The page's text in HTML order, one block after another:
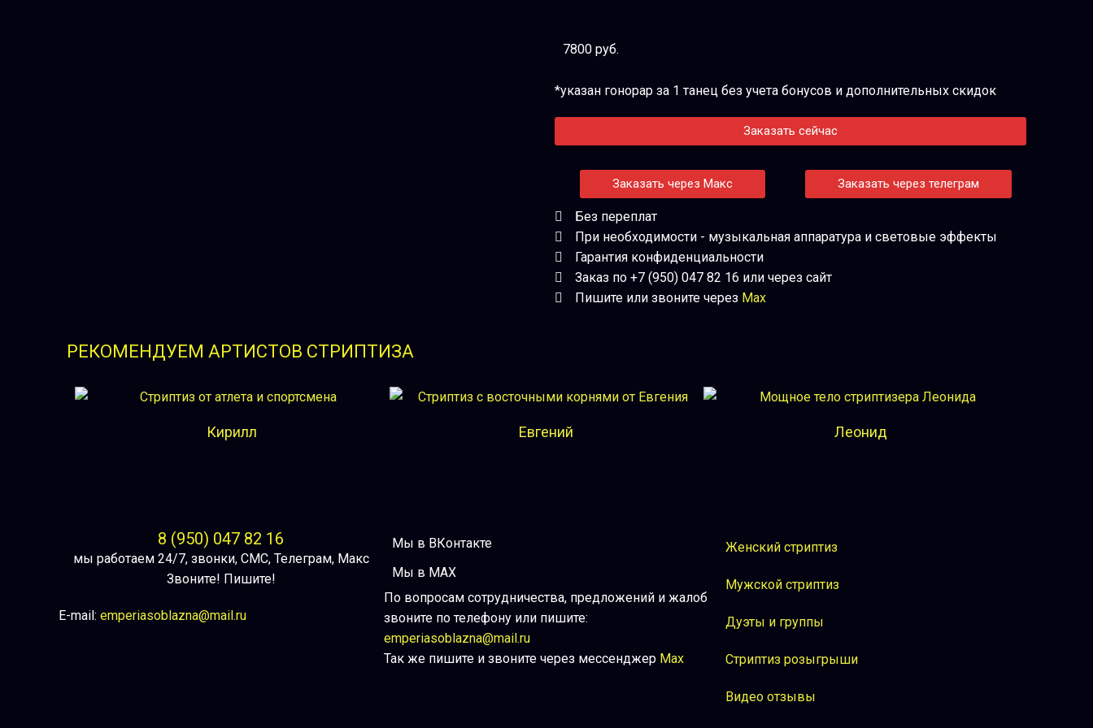
7800 руб.
*указан гонорар за 1 танец без учета бонусов и дополнительных скидок
Заказать сейчас
Заказать через Макс Заказать через телеграм
Без переплат
При необходимости - музыкальная аппаратура и световые эффекты
Гарантия конфиденциальности
Заказ по +7 (950) 047 82 16 или через сайт
Пишите или звоните через Max
РЕКОМЕНДУЕМ АРТИСТОВ СТРИПТИЗА
Кирилл Евгений Леонид
8 (950) 047 82 16
мы работаем 24/7, звонки, СМС, Телеграм, Макс
Звоните! Пишите!
E-mail: emperiasoblazna@mail.ru
Мы в ВКонтакте
Мы в MAX
По вопросам сотрудничества, предложений и жалоб
звоните по телефону или пишите:
emperiasoblazna@mail.ru
Так же пишите и звоните через мессенджер Max
Женский стриптиз
Мужской стриптиз
Дуэты и группы
Стриптиз розыгрыши
Видео отзывы